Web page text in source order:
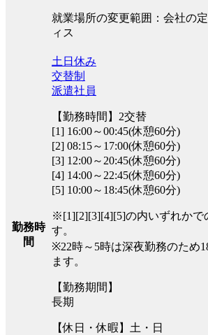
就業場所の変更範囲：会社の
ィス
勤務時
間
土日休み
交替制
派遣社員
【勤務時間】2交替
[1] 16:00～00:45(休憩60分)
[2] 08:15～17:00(休憩60分)
[3] 12:00～20:45(休憩60分)
[4] 14:00～22:45(休憩60分)
[5] 10:00～18:45(休憩60分)
※[1][2][3][4][5]の内いずれかで
す。
※22時～5時は深夜勤務のため
ます。
【勤務期間】
長期
【休日・休暇】土・日